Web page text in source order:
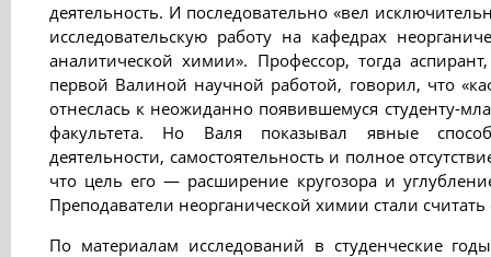
деятельность. И последовательно «вел
исследовательскую работу на кафедрах
аналитической химии». Профессор, тогда
первой Валиной научной работой, говорил, что
отнеслась к неожиданно появившемуся студенту-
факультета. Но Валя показывал явные
деятельности, самостоятельность и полное
что цель его — расширение кругозора и
Преподаватели неорганической химии стали
По материалам исследований в студенческие